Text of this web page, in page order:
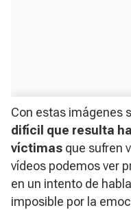
Con estas imágenes
difícil que resulta
víctimas que sufren
vídeos podemos ver
en un intento de
imposible por la